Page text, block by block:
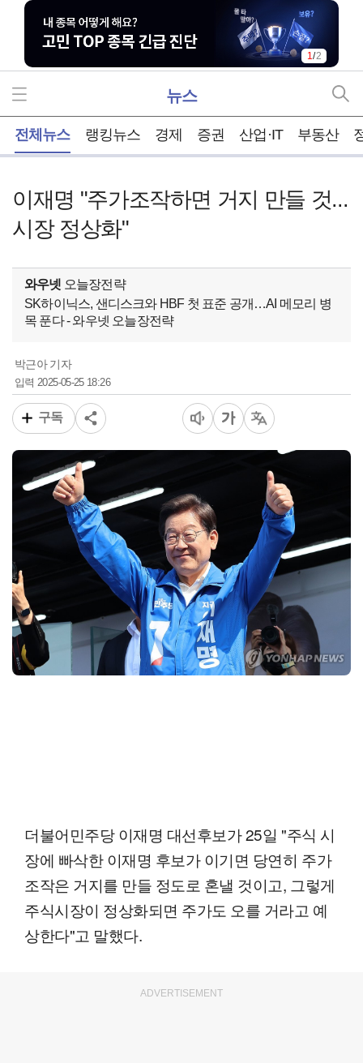
1/2
뉴스
전체뉴스 랭킹뉴스 경제 증권 산업·IT 부동산
이재명 "주가조작하면 거지 만들 것...
시장 정상화"
와우넷 오늘장전략
SK하이닉스, 샌디스크와 HBF 첫 표준 공개…AI 메모리 병
목 푼다 - 와우넷 오늘장전략
박근아 기자
입력 2025-05-25 18:26
구독
더불어민주당 이재명 대선후보가 25일 "주식 시
장에 빠삭한 이재명 후보가 이기면 당연히 주가
조작은 거지를 만들 정도로 혼낼 것이고, 그렇게
주식시장이 정상화되면 주가도 오를 거라고 예
상한다"고 말했다.
ADVERTISEMENT